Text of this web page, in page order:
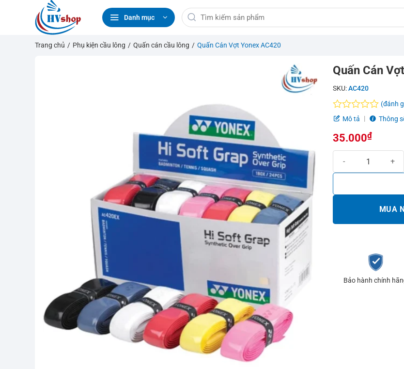
Danh mục
Tìm
kiếm:
Trang chủ / Phụ kiện cầu lông / Quấn cán cầu lông / Quấn Cán Vợt Yonex AC420
Quấn Cán
SKU:AC420
Được
hạng
0.0
5
sao
(đánh
Mô tả
Thông
35.000₫
MUA
Bảo hành chính